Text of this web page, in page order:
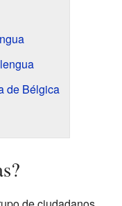
de Bélgica